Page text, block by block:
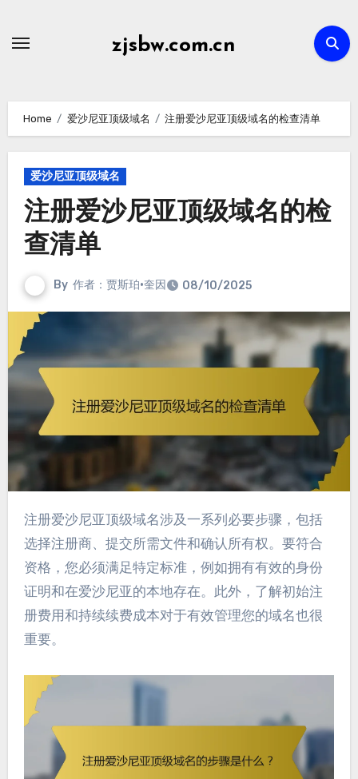
zjsbw.com.cn
Home 爱沙尼亚顶级域名 注册爱沙尼亚顶级域名的检查清单
爱沙尼亚顶级域名
注册爱沙尼亚顶级域名的检
查清单
By 作者：贾斯珀·奎因 08/10/2025
注册爱沙尼亚顶级域名涉及一系列必要步骤，包括
选择注册商、提交所需文件和确认所有权。要符合
资格，您必须满足特定标准，例如拥有有效的身份
证明和在爱沙尼亚的本地存在。此外，了解初始注
册费用和持续续费成本对于有效管理您的域名也很
重要。